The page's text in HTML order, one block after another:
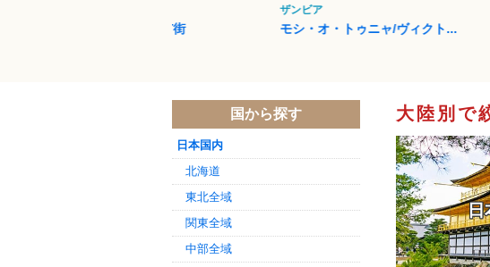
モシ・オ・トゥニャ/ヴィクト...
ウルル（エアーズロック）
ウルル-カタ・ジュタ国立公園
大陸別で
日
国から探す
日本国内
北海道
東北全域
関東全域
中部全域